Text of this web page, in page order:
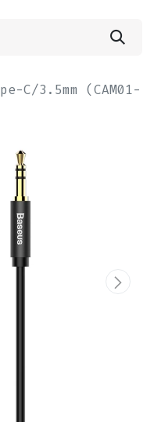
C/3.5mm (CAM01-